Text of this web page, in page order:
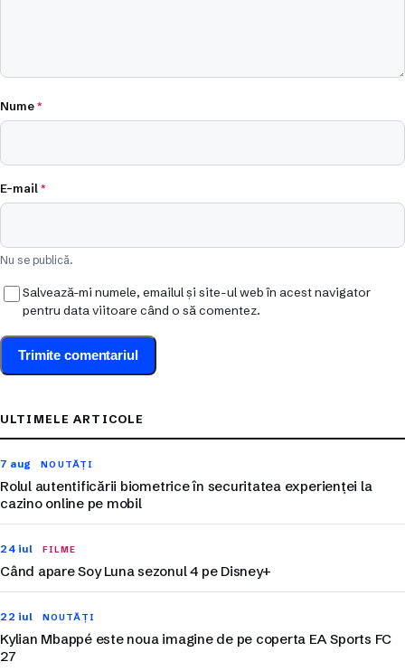
Nume*
E-mail*
Nu se publică.
Salvează-mi numele, emailul și site-ul web în acest navigator
pentru data viitoare când o să comentez.
ULTIMELE ARTICOLE
7 aug NOUTĂȚI
Rolul autentificării biometrice în securitatea experienței la
cazino online pe mobil
24 iul FILME
Când apare Soy Luna sezonul 4 pe Disney+
22 iul NOUTĂȚI
Kylian Mbappé este noua imagine de pe coperta EA Sports FC
27